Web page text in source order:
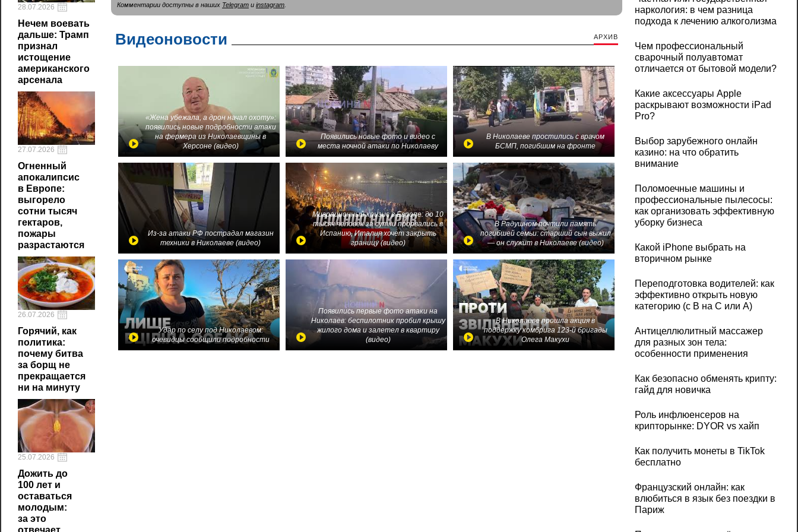
28.07.2026
Нечем воевать
дальше: Трамп
признал
истощение
американского
арсенала
27.07.2026
Огненный
апокалипсис
в Европе:
выгорело
сотни тысяч
гектаров,
пожары
разрастаются
26.07.2026
Горячий, как
политика:
почему битва
за борщ не
прекращается
ни на минуту
25.07.2026
Дожить до
100 лет и
оставаться
молодым:
за это
отвечает
Комментарии доступны в наших Telegram и instagram
Видеоновости АРХИВ
«Жена убежала, а дрон начал охоту»:
появились новые подробности атаки
на фермера из Николаевщины в
Херсоне (видео)
Появились новые фото и видео с
места ночной атаки по Николаеву
В Николаеве простились с врачом
БСМП, погибшим на фронте
Из-за атаки РФ пострадал магазин
техники в Николаеве (видео)
Миграционный кризис в Европе: до 10
тысяч человек за сутки прорвались в
Испанию, Италия хочет закрыть
границу (видео)
В Радушном почтили память
погибшей семьи: старший сын выжил
— он служит в Николаеве (видео)
Удар по селу под Николаевом:
очевидцы сообщили подробности
Появились первые фото атаки на
Николаев: беспилотник пробил крышу
жилого дома и залетел в квартиру
(видео)
В Николаеве прошла акция в
поддержку комбрига 123-й бригады
Олега Макухи
наркология: в чем разница
подхода к лечению алкоголизма
Чем профессиональный
сварочный полуавтомат
отличается от бытовой модели?
Какие аксессуары Apple
раскрывают возможности iPad
Pro?
Выбор зарубежного онлайн
казино: на что обратить
внимание
Поломоечные машины и
профессиональные пылесосы:
как организовать эффективную
уборку бизнеса
Какой iPhone выбрать на
вторичном рынке
Переподготовка водителей: как
эффективно открыть новую
категорию (с B на C или А)
Антицеллюлитный массажер
для разных зон тела:
особенности применения
Как безопасно обменять крипту:
гайд для новичка
Роль инфлюенсеров на
крипторынке: DYOR vs хайп
Как получить монеты в TikTok
бесплатно
Французский онлайн: как
влюбиться в язык без поездки в
Париж